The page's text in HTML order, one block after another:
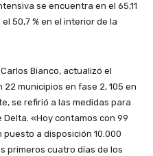
se encuentra en el 65,11
50,7 % en el interior de la
Bianco, actualizó el
municipios en fase 2, 105 en
se refirió a las medidas para
«Hoy contamos con 99
a disposición 10.000
primeros cuatro días de los